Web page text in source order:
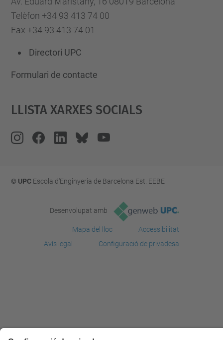
Telèfon +34 93 413 74 00
Fax +34 93 413 74 01
Directori UPC
Formulari de contacte
Llista Xarxes Socials
© UPCEscola d'Enginyeria de Barcelona Est. EEBE
Desenvolupat amb
Mapa del lloc
Accessibilitat
Avís legal
Configuració de privadesa